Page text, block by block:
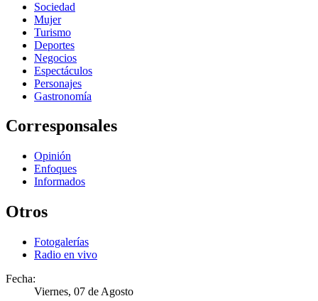
Sociedad
Mujer
Turismo
Deportes
Negocios
Espectáculos
Personajes
Gastronomía
Corresponsales
Opinión
Enfoques
Informados
Otros
Fotogalerías
Radio en vivo
Fecha:
Viernes, 07 de Agosto